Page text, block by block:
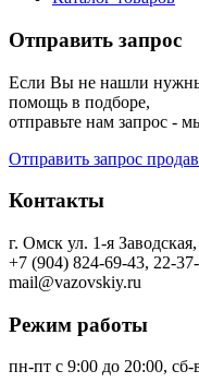
Отправить запрос
Если Вы не нашли
помощь в подборе,
отправьте нам запрос -
Отправить запрос
Контакты
г. Омск ул. 1-я Заводская,
+7 (904) 824-69-43, 22-
mail@vazovskiy.ru
Режим работы
пн-пт с 9:00 до 20:00, сб-